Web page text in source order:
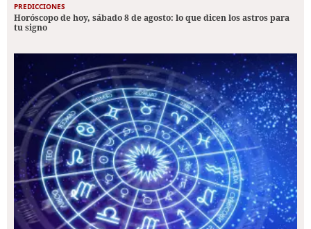
PREDICCIONES
Horóscopo de hoy, sábado 8 de agosto: lo que dicen los astros para
tu signo